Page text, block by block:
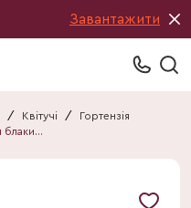
Завантажити
/ Квітучі /
Гортензія
Гортензія блакитна 9ст.